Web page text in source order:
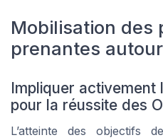
Mobilisation des
prenantes
Impliquer activement
pour la réussite des
L’atteinte des objectifs